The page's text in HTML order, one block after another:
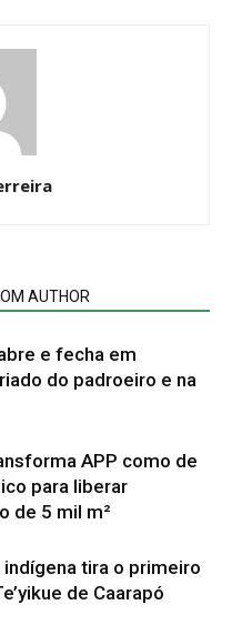
AUTHOR
e fecha em
do padroeiro e na
APP como de
para liberar
de 5 mil m²
tira o primeiro
de Caarapó